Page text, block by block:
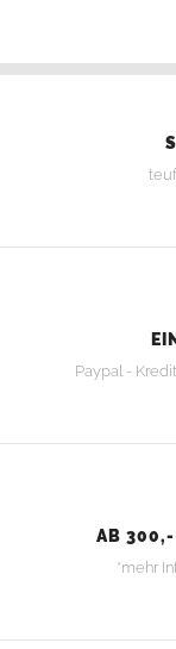
Paypal -
AB 300,-
*mehr